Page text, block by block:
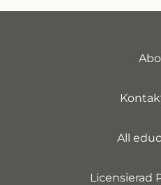
All
Licensierad